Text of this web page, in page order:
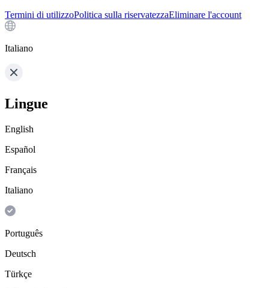
Termini di utilizzoPolitica sulla riservatezzaEliminare l'account
Italiano
Lingue
English
Español
Français
Italiano
Português
Deutsch
Türkçe